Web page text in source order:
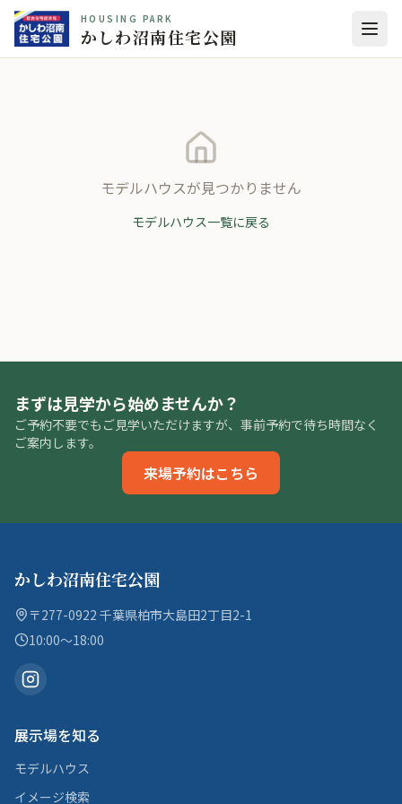
HOUSING PARK
かしわ沼南住宅公園
モデルハウスが見つかりません
モデルハウス一覧に戻る
まずは見学から始めませんか？
ご予約不要でもご見学いただけますが、事前予約で待ち時間なく
ご案内します。
来場予約はこちら
かしわ沼南住宅公園
〒277-0922 千葉県柏市大島田2丁目2-1
10:00〜18:00
展示場を知る
モデルハウス
イメージ検索